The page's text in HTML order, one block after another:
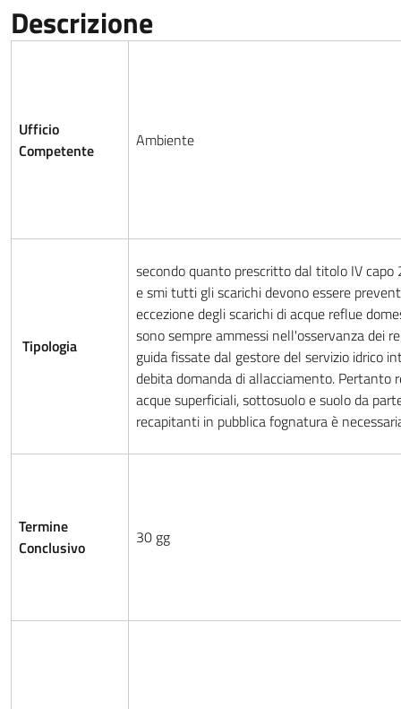
Descrizione
Ufficio
Competente
Ambiente
Tipologia
secondo quanto prescritto dal titolo IV
e smi tutti gli scarichi devono essere
eccezione degli scarichi di acque reflue
sono sempre ammessi nell'osservanza dei
guida fissate dal gestore del servizio idrico
debita domanda di allacciamento. Pertanto
acque superficiali, sottosuolo e suolo da
recapitanti in pubblica fognatura è
Termine
Conclusivo
30 gg